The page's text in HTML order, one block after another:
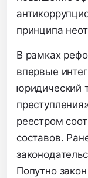
принципа
В рамках
впервые
юридический
реестром
составов.
Попутно